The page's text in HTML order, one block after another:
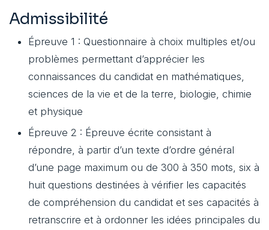
Admissibilité
Épreuve 1 : Questionnaire à choix multiples et/ou
problèmes permettant d’apprécier les
connaissances du candidat en mathématiques,
sciences de la vie et de la terre, biologie, chimie
et physique
Épreuve 2 : Épreuve écrite consistant à
répondre, à partir d’un texte d’ordre général
d’une page maximum ou de 300 à 350 mots, six à
huit questions destinées à vérifier les capacités
de compréhension du candidat et ses capacités à
retranscrire et à ordonner les idées principales du